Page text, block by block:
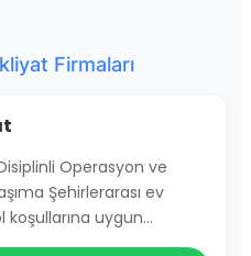
Firmaları
Operasyon ve
Şehirlerarası ev
koşullarına uygun…